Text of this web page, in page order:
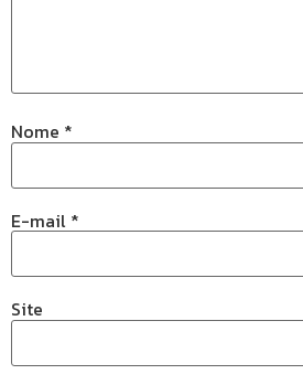
Nome *
E-mail *
Site